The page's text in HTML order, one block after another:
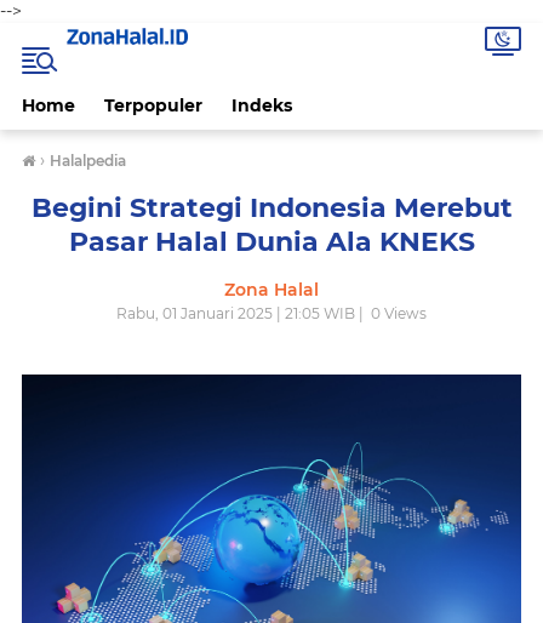
-->
Home Terpopuler Indeks
› Halalpedia
Begini Strategi Indonesia Merebut
Pasar Halal Dunia Ala KNEKS
Zona Halal
Rabu, 01 Januari 2025 | 21:05 WIB | 0 Views